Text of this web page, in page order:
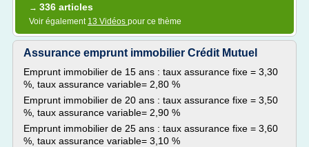
→ 336 articles
Voir également 13 Vidéos pour ce thème
Assurance emprunt immobilier Crédit Mutuel
Emprunt immobilier de 15 ans : taux assurance fixe = 3,30
%, taux assurance variable= 2,80 %
Emprunt immobilier de 20 ans : taux assurance fixe = 3,50
%, taux assurance variable= 2,90 %
Emprunt immobilier de 25 ans : taux assurance fixe = 3,60
%, taux assurance variable= 3,10 %